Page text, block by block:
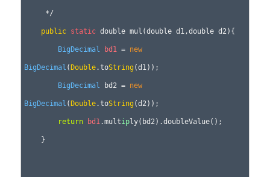
public static double mul(double d1,double d2){
BigDecimal bd1 = new
BigDecimal (Double.toString (d1));
BigDecimal bd2 = new
BigDecimal (Double.toString (d2));
return bd1 .multiply(bd2).doubleValue();